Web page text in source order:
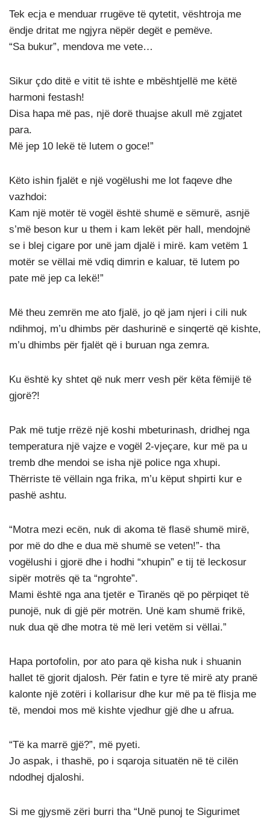
Tek ecja e menduar rrugëve të qytetit, vështroja me
ëndje dritat me ngjyra nëpër degët e pemëve.
“Sa bukur”, mendova me vete…
Sikur çdo ditë e vitit të ishte e mbështjellë me këtë
harmoni festash!
Disa hapa më pas, një dorë thuajse akull më zgjatet
para.
Më jep 10 lekë të lutem o goce!”
Këto ishin fjalët e një vogëlushi me lot faqeve dhe
vazhdoi:
Kam një motër të vogël është shumë e sëmurë, asnjë
s’më beson kur u them i kam lekët për hall, mendojnë
se i blej cigare por unë jam djalë i mirë. kam vetëm 1
motër se vëllai më vdiq dimrin e kaluar, të lutem po
pate më jep ca lekë!”
Më theu zemrën me ato fjalë, jo që jam njeri i cili nuk
ndihmoj, m’u dhimbs për dashurinë e sinqertë që kishte,
m’u dhimbs për fjalët që i buruan nga zemra.
Ku është ky shtet që nuk merr vesh për këta fëmijë të
gjorë?!
Pak më tutje rrëzë një koshi mbeturinash, dridhej nga
temperatura një vajze e vogël 2-vjeçare, kur më pa u
tremb dhe mendoi se isha një police nga xhupi.
Thërriste të vëllain nga frika, m’u këput shpirti kur e
pashë ashtu.
“Motra mezi ecën, nuk di akoma të flasë shumë mirë,
por më do dhe e dua më shumë se veten!”- tha
vogëlushi i gjorë dhe i hodhi “xhupin” e tij të leckosur
sipër motrës që ta “ngrohte”.
Mami është nga ana tjetër e Tiranës që po përpiqet të
punojë, nuk di gjë për motrën. Unë kam shumë frikë,
nuk dua që dhe motra të më leri vetëm si vëllai.”
Hapa portofolin, por ato para që kisha nuk i shuanin
hallet të gjorit djalosh. Për fatin e tyre të mirë aty pranë
kalonte një zotëri i kollarisur dhe kur më pa të flisja me
të, mendoi mos më kishte vjedhur gjë dhe u afrua.
“Të ka marrë gjë?”, më pyeti.
Jo aspak, i thashë, po i sqaroja situatën në të cilën
ndodhej djaloshi.
Si me gjysmë zëri burri tha “Unë punoj te Sigurimet